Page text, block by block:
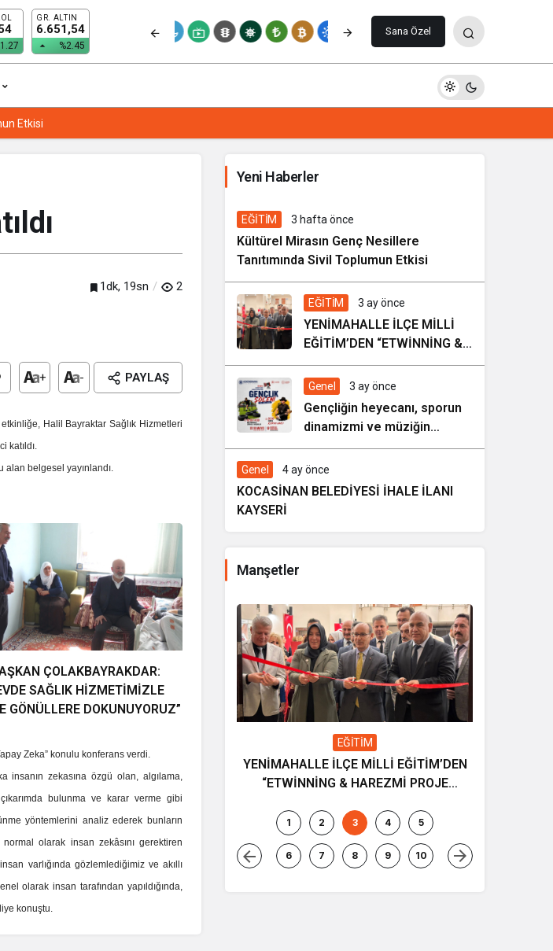
GR. ALTIN
6.651,54
%2.45
Sana Özel
Etkisi
1dk, 19sn 2
+ - PAYLAŞ
Halil Bayraktar Sağlık Hizmetleri
alan belgesel yayınlandı.
ÇOLAKBAYRAKDAR:
SAĞLIK HİZMETİMİZLE
GÖNÜLLERE DOKUNUYORUZ”
Zeka” konulu konferans verdi.
insanın zekasına özgü olan, algılama,
bulunma ve karar verme gibi
yöntemlerini analiz ederek bunların
olarak insan zekâsını gerektiren
varlığında gözlemlediğimiz ve akıllı
olarak insan tarafından yapıldığında,
konuştu.
Yeni Haberler
6 gün önce
EĞİTİM 3 hafta önce
Kültürel Mirasın Genç Nesillere
Tanıtımında Sivil Toplumun Etkisi
EĞİTİM 3 ay önce
YENİMAHALLE İLÇE MİLLİ
EĞİTİM’DEN “ETWİNNİNG &
HAREZMİ PROJE ŞENLİĞİ”
Genel 3 ay önce
Gençliğin heyecanı, sporun
dinamizmi ve müziğin
coşkusu Kocasinan’da bir
araya geliyor!
Genel 4 ay önce
KOCASİNAN BELEDİYESİ İHALE İLANI
KAYSERİ
Manşetler
EĞİTİM
Kültürel Mirasın Genç Nesillere
Tanıtımında Sivil Toplumun Etkisi
EĞİTİM
YENİMAHALLE İLÇE MİLLİ EĞİTİM’DEN
“ETWİNNİNG & HAREZMİ PROJE
1 2 3 4 5
6 7 8 9 10
Yorum Yap Paylaş